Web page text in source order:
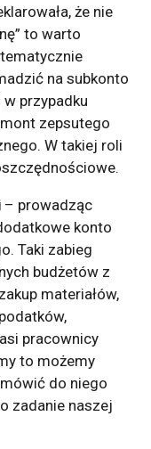
że nie
to warto
na subkonto
w przypadku
zepsutego
W takiej roli
– prowadząc
konto
Taki zabieg
budżetów z
materiałów,
pracownicy
to możemy
do niego
zadanie naszej